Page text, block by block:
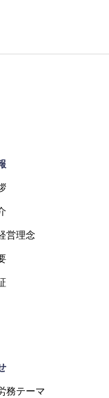
ーな
商品に
きまし
ござい
営理念
務テーマ